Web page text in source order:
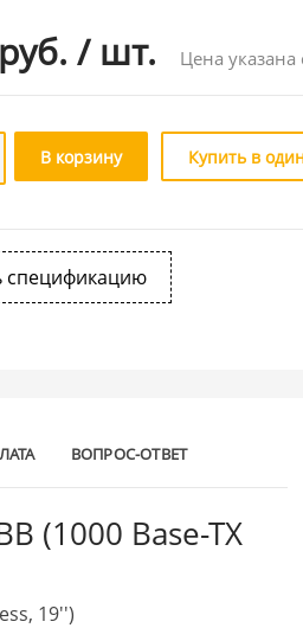
/ шт. Цена указана
В корзину Купить в
спецификацию
ВОПРОС-ОТВЕТ
(1000 Base-TX
19'')